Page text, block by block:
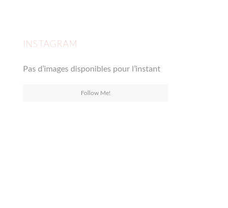
INSTAGRAM
Pas d’images disponibles pour l’instant
Follow Me!